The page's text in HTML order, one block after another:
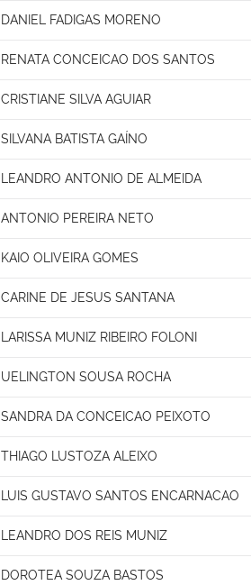
DANIEL FADIGAS MORENO
RENATA CONCEICAO DOS SANTOS
CRISTIANE SILVA AGUIAR
SILVANA BATISTA GAÍNO
LEANDRO ANTONIO DE ALMEIDA
ANTONIO PEREIRA NETO
KAIO OLIVEIRA GOMES
CARINE DE JESUS SANTANA
LARISSA MUNIZ RIBEIRO FOLONI
UELINGTON SOUSA ROCHA
SANDRA DA CONCEICAO PEIXOTO
THIAGO LUSTOZA ALEIXO
LUIS GUSTAVO SANTOS ENCARNACAO
LEANDRO DOS REIS MUNIZ
DOROTEA SOUZA BASTOS